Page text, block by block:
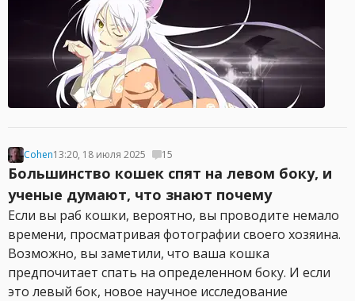
Cohen13:20, 18 июля 2025 15
Большинство кошек спят на левом боку, и
ученые думают, что знают почему
Если вы раб кошки, вероятно, вы проводите немало
времени, просматривая фотографии своего хозяина.
Возможно, вы заметили, что ваша кошка
предпочитает спать на определенном боку. И если
это левый бок, новое научное исследование